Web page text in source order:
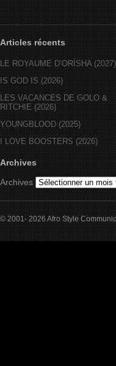
Articles récents
LE ROYAUME D’ORÏSHA (2027)
IS GOD IS (2026)
LES VACANCES DE GOLO &
RITCHIE (2026)
YOUNGBLOOD (2025)
I LOVE BOOSTERS (2026)
Archives
Archives
© 2001- 2026 Afro Style